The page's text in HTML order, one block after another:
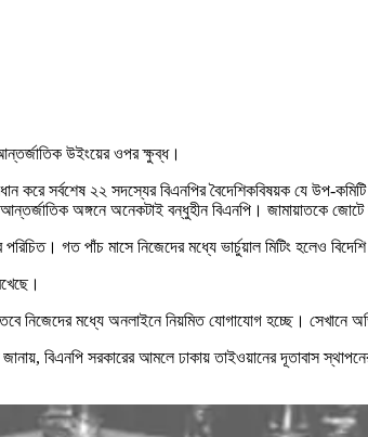
উইংয়ের ওপর ক্ষুব্ধ।
সর্বশেষ ২২ সদস্যের বিএনপির বৈদেশিকবিষয়ক যে উপ-কমিটি
অঙ্গনে অনেকটাই বন্ধুহীন বিএনপি। জামায়াতকে জোটে
গত পাঁচ মাসে নিজেদের মধ্যে ভার্চুয়াল মিটিং হলেও
নিজেদের মধ্যে অনলাইনে নিয়মিত যোগাযোগ হচ্ছে। সেখানে
বিএনপি সরকারের আমলে ঢাকায় তাইওয়ানের দূতাবাস